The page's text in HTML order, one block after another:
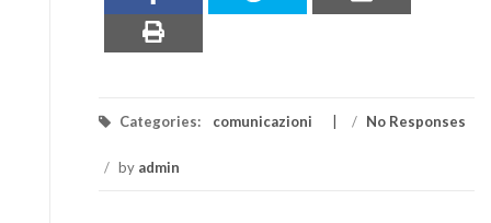
Categories: comunicazioni / No Responses
/ by admin